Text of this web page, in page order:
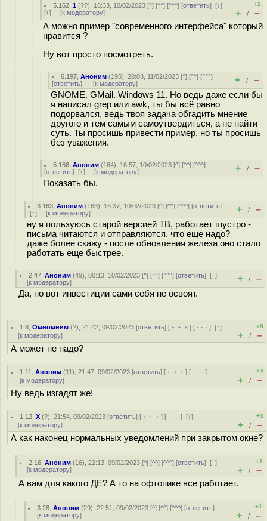
5.162 ,1 (??), 16:33, 10/02/2023 [^] [^^] [^^^] [ответить][↓]
[↑] [к модератору]
+2
+ / –
А можно пример "современного интерфейса" который
нравится ?
Ну вот просто посмотреть.
6.197 ,Аноним (195), 20:03, 11/02/2023 [^] [^^] [^^^]
[ответить] [к модератору] + / –
GNOME. GMail. Windows 11. Но ведь даже если бы
я написал grep или awk, ты бы всё равно
подорвался, ведь твоя задача обгадить мнение
другого и тем самым самоутвердиться, а не найти
суть. Ты просишь привести пример, но ты просишь
без уважения.
5.166 ,Аноним (164), 16:57, 10/02/2023 [^] [^^] [^^^]
[ответить] [↑] [к модератору] + / –
Показать бы.
3.163 ,Аноним (163), 16:37, 10/02/2023 [^] [^^] [^^^] [ответить]
[↑] [к модератору] + / –
ну я пользуюсь старой версией TB, работает шустро -
письма читаются и отправляются. что еще надо?
даже более скажу - после обновления железа оно стало
работать еще быстрее.
2.47 ,Аноним (49), 00:13, 10/02/2023 [^] [^^] [^^^] [ответить][↑]
[к модератору] + / –
Да, но вот инвестиции сами себя не освоят.
1.8 ,Омномним (?), 21:42, 09/02/2023 [ответить] [ ﹢﹢﹢] [ · · ·][↑]
[к модератору]
+8
+ / –
А может не надо?
1.11 ,Аноним (11), 21:47, 09/02/2023 [ответить] [ ﹢﹢﹢] [ · · ·]
[к модератору]
+4
+ / –
Ну ведь изгадят же!
1.12 ,X (?), 21:54, 09/02/2023 [ответить] [ ﹢﹢﹢] [ · · ·][↓]
[к модератору]
+3
+ / –
А как наконец нормальных уведомлений при закрытом окне?
2.16 ,Аноним (16), 22:13, 09/02/2023 [^] [^^] [^^^] [ответить][↓]
[к модератору]
+1
+ / –
А вам для какого ДЕ? А то на офтопике все работает.
3.28 ,Аноним (29), 22:51, 09/02/2023 [^] [^^] [^^^] [ответить]
[к модератору]
+1
+ / –